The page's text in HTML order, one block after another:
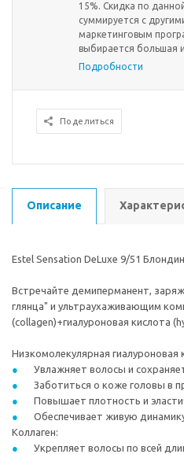
15%. Скидка по
суммируется с
маркетинговым
выбирается большая
Подробности
Поделиться
Описание
Estel Sensation DeLuxe 9/51
Встречайте демиперманент,
глянца" и ультраухаживающим
(collagen)+гиалуроновая кислота
Низкомолекулярная гиалуроновая
Увлажняет волосы и
Заботиться о коже головы в
Повышает плотность и
Обеспечивает живую
Коллаген:
Укрепляет волосы по всей